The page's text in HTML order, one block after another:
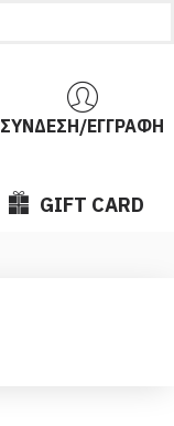
ΣΎΝΔΕΣΗ/ΕΓΓΡΑΦΉ
GIFT CARD